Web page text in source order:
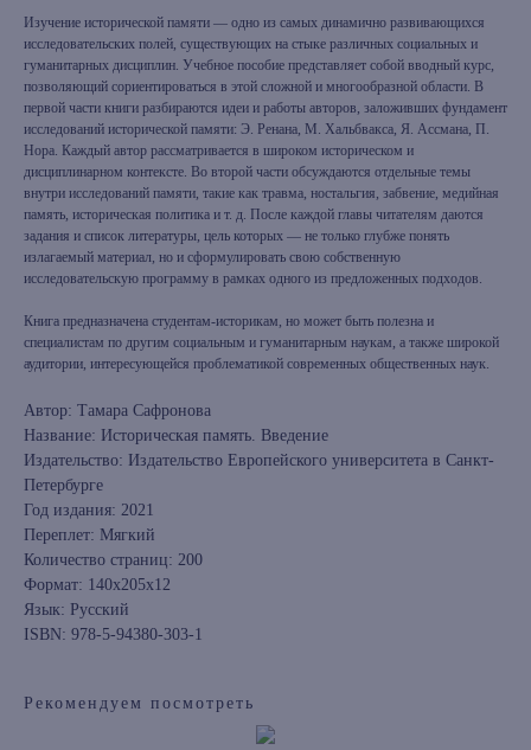
Изучение исторической памяти — одно из самых динамично развивающихся
исследовательских полей, существующих на стыке различных социальных и
гуманитарных дисциплин. Учебное пособие представляет собой вводный курс,
позволяющий сориентироваться в этой сложной и многообразной области. В
первой части книги разбираются идеи и работы авторов, заложивших фундамент
исследований исторической памяти: Э. Ренана, М. Хальбвакса, Я. Ассмана, П.
Нора. Каждый автор рассматривается в широком историческом и
дисциплинарном контексте. Во второй части обсуждаются отдельные темы
внутри исследований памяти, такие как травма, ностальгия, забвение, медийная
память, историческая политика и т. д. После каждой главы читателям даются
задания и список литературы, цель которых — не только глубже понять
излагаемый материал, но и сформулировать свою собственную
исследовательскую программу в рамках одного из предложенных подходов.
Книга предназначена студентам-историкам, но может быть полезна и
специалистам по другим социальным и гуманитарным наукам, а также широкой
аудитории, интересующейся проблематикой современных общественных наук.
Автор: Тамара Сафронова
Название: Историческая память. Введение
Издательство: Издательство Европейского университета в Санкт-
Петербурге
Год издания: 2021
Переплет: Мягкий
Количество страниц: 200
Формат: 140х205х12
Язык: Русский
ISBN: 978-5-94380-303-1
Рекомендуем посмотреть